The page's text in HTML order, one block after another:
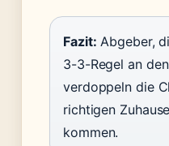
Fazit: Abgeber,
3-3-Regel an
verdoppeln die
richtigen
kommen.